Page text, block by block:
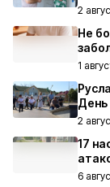
2
Не
1
2
17
6